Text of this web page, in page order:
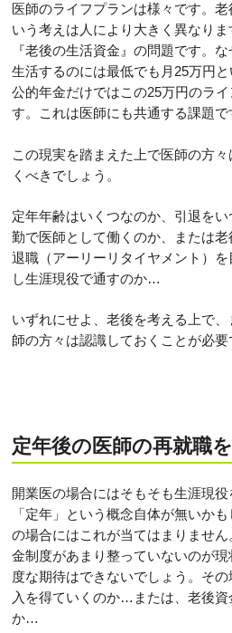
医師のライフプランは様々です。
いう考えは人により大きく異なり
『老後の生活資金』の問題です。
生活するのには最低でも月25万円
公的年金だけではこの25万円のラ
す。これは医師にも共通する課題で
この現実を踏まえた上で医師の方
くべきでしょう。
定年年齢はいくつなのか、引退を
勤で医師として働くのか、または
退職（アーリーリタイヤメント）
し生涯現役で通すのか…
いずれにせよ、老後を考える上で
師の方々は認識しておくことが必要
定年後の医師の再就職
開業医の場合にはそもそも生涯現役
「定年」という概念自体が無いか
の場合にはこれが当てはまりませ
金制度があまり整っていないのが
度な期待はできないでしょう。そ
入を得ていくのか…または、老後
か…